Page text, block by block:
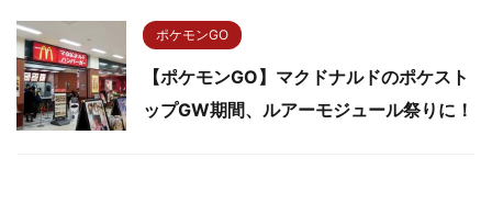
ポケモンGO
【ポケモンGO】マクドナルドのポケスト
ップGW期間、ルアーモジュール祭りに！